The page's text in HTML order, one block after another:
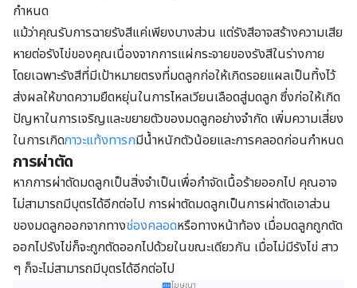
กำหนด
แม้ว่าคุณรับการฉายรังสีแค่เพียงบางส่วน แต่รังสีอาจสร้างความเสีย
หายต่อรังไข่ของคุณเนื่องจากการแผ่กระจายของรังสีในร่างกาย
โดยเฉพาะรังสีที่มีเป้าหมายตรงที่มดลูกก่อให้เกิดรอยแผลเป็นทิ้งไว้
ส่งผลให้ขาดความยืดหยุ่นในการไหลเวียนเลือดสู่มดลูก ซึ่งก่อให้เกิด
ปัญหาในการเจริญและขยายตัวของมดลูกอย่างจำกัด เพิ่มความเสี่ยง
ในการเกิดภาวะแท้งทารกมีน้ำหนักตัวน้อยและการคลอดก่อนกำหนด
การผ่าตัด
หากการผ่าตัดมดลูกเป็นสิ่งจำเป็นเพื่อกำจัดเนื้อร้ายออกไป คุณอาจ
ไม่สามารถมีบุตรได้อีกต่อไป การผ่าตัดมดลูกเป็นการผ่าตัดเอาส่วน
ของมดลูกออกจากทางช่องคลอดหรือทางหน้าท้อง เมื่อมดลูกถูกตัด
ออกไปรังไข่ก็จะถูกตัดออกไปด้วยในขณะเดียวกัน เมื่อไม่มีรังไข่ สาว
ๆ ก็จะไม่สามารถมีบุตรได้อีกต่อไป